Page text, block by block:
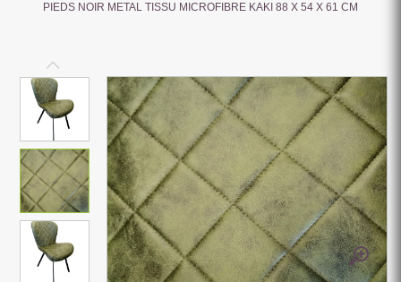
PIEDS NOIR METAL TISSU MICROFIBRE KAKI 88 X 54 X 61 CM